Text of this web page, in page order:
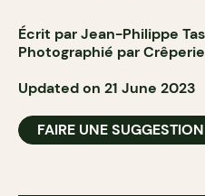
Écrit par Jean-Philippe
Photographié par
Updated on 21 June 2023
FAIRE UNE SUGGESTION